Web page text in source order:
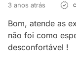
3 anos atrás
Bom, atende as
não foi como
desconfortável !